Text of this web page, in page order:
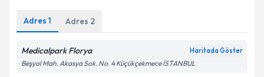
Metni'ni okudum ve kişisel verilerimin belirtilen
kapsamda işlenmesini kabul ediyorum.
Takvim Talebini Gönder
Adres 1 Adres 2
Medicalpark Florya Haritada Göster
Beşyol Mah. Akasya Sok. No. 4 Küçükçekmece İSTANBUL